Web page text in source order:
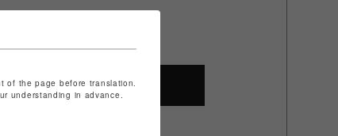
SHOP TOP
of the page before translation.
understanding in advance.